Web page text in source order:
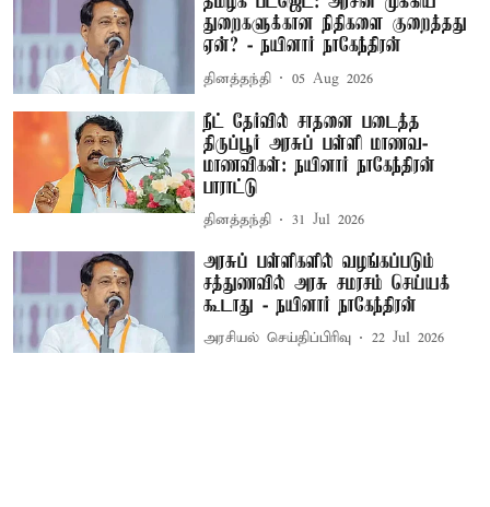
துறைகளுக்கான நிதிகளை குறைத்தது
ஏன்? - நயினார் நாகேந்திரன்
தினத்தந்தி 05 Aug 2026
நீட் தேர்வில் சாதனை படைத்த
திருப்பூர் அரசுப் பள்ளி மாணவ-
மாணவிகள்: நயினார் நாகேந்திரன்
பாராட்டு
தினத்தந்தி 31 Jul 2026
அரசுப் பள்ளிகளில் வழங்கப்படும்
சத்துணவில் அரசு சமரசம் செய்யக்
கூடாது - நயினார் நாகேந்திரன்
அரசியல் செய்திப்பிரிவு 22 Jul 2026